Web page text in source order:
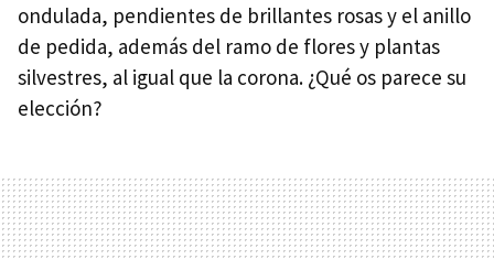
ondulada, pendientes de brillantes rosas y el anillo
de pedida, además del ramo de flores y plantas
silvestres, al igual que la corona. ¿Qué os parece su
elección?